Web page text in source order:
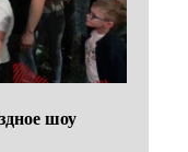
шоу